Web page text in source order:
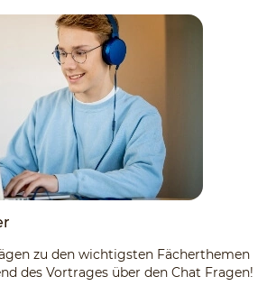
zu den wichtigsten Fächerthemen
des Vortrages über den Chat Fragen!